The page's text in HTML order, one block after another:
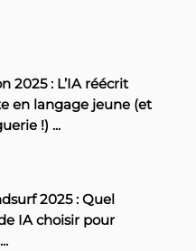
2025 : L’IA réécrit
en langage jeune (et
!) ...
2025 : Quel
IA choisir pour
...